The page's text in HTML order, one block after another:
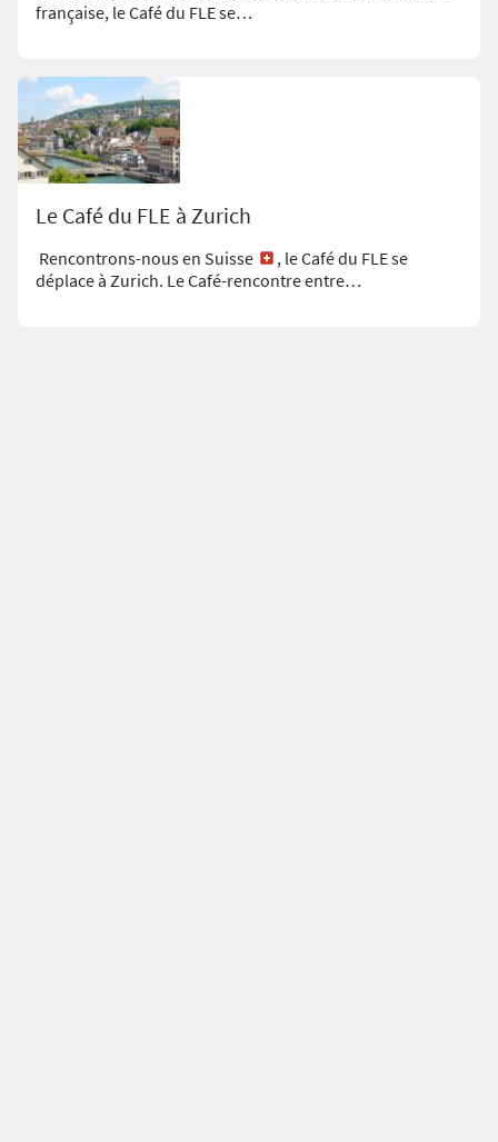
française, le Café du FLE se…
Le Café du FLE à Zurich
Rencontrons-nous en Suisse
, le Café du FLE se
déplace à Zurich. Le Café-rencontre entre…